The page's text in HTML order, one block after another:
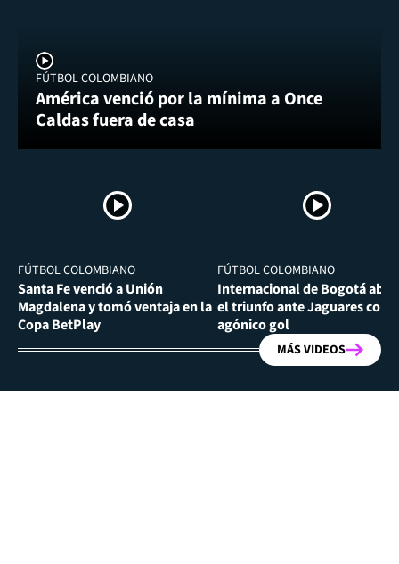
FÚTBOL COLOMBIANO
América venció por la mínima a Once
Caldas fuera de casa
FÚTBOL COLOMBIANO
Santa Fe venció a Unión
Magdalena y tomó ventaja en la
Copa BetPlay
FÚTBOL COLOMBIANO
Internacional de Bogotá
el triunfo ante Jaguares con
agónico gol
MÁS VIDEOS